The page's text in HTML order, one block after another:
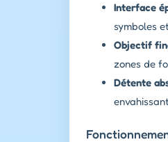
Interface
symboles
Objectif
zones de
Détente